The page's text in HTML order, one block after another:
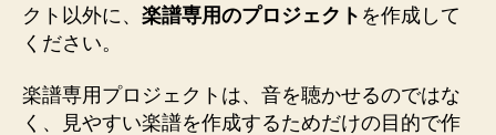
クト以外に、 楽譜専用のプロジェクト を作成して
ください。
楽譜専用プロジェクトは、音を聴かせるのではな
く、見やすい楽譜を作成するためだけの目的で作